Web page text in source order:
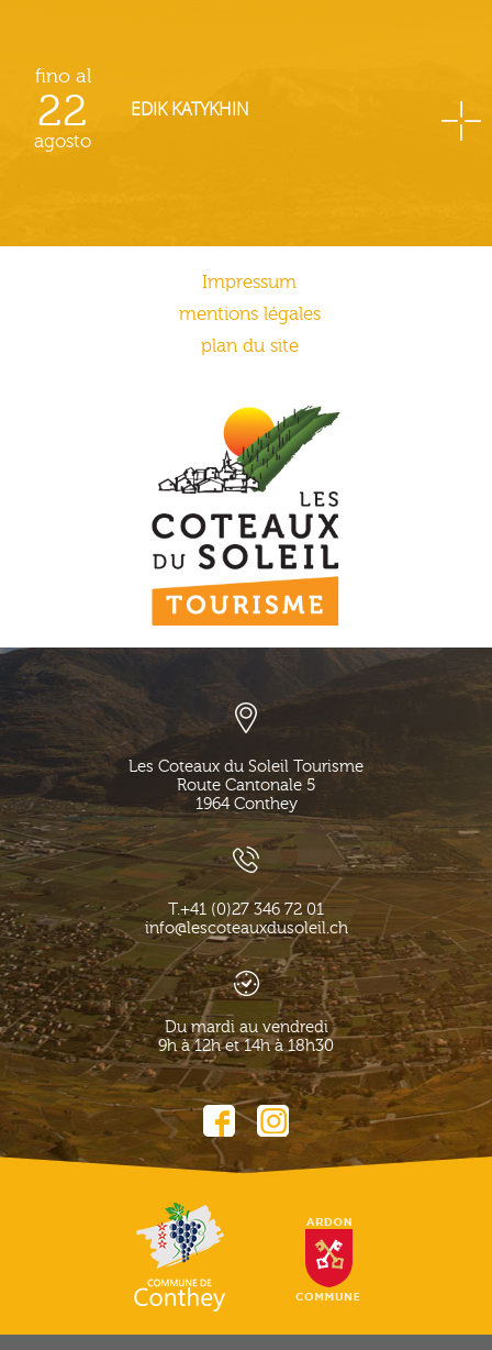
fino al
22
agosto
EDIK KATYKHIN
Impressum
mentions légales
plan du site
Les Coteaux du Soleil Tourisme
Route Cantonale 5
1964 Conthey
T.+41 (0)27 346 72 01
info@lescoteauxdusoleil.ch
Du mardi au vendredi
9h à 12h et 14h à 18h30